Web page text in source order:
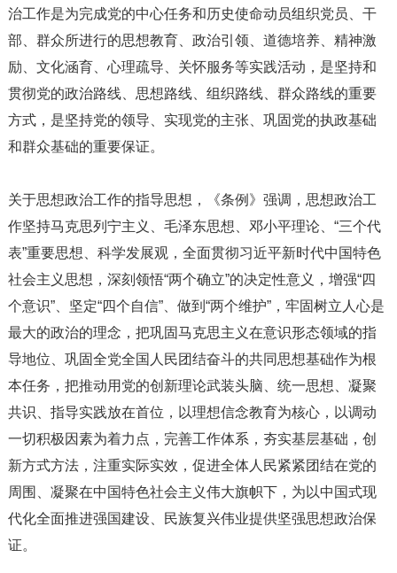
治工作是为完成党的中心任务和历史使命动员组织党员、干
部、群众所进行的思想教育、政治引领、道德培养、精神激
励、文化涵育、心理疏导、关怀服务等实践活动，是坚持和
贯彻党的政治路线、思想路线、组织路线、群众路线的重要
方式，是坚持党的领导、实现党的主张、巩固党的执政基础
和群众基础的重要保证。
关于思想政治工作的指导思想，《条例》强调，思想政治工
作坚持马克思列宁主义、毛泽东思想、邓小平理论、“三个代
表”重要思想、科学发展观，全面贯彻习近平新时代中国特色
社会主义思想，深刻领悟“两个确立”的决定性意义，增强“四
个意识”、坚定“四个自信”、做到“两个维护”，牢固树立人心是
最大的政治的理念，把巩固马克思主义在意识形态领域的指
导地位、巩固全党全国人民团结奋斗的共同思想基础作为根
本任务，把推动用党的创新理论武装头脑、统一思想、凝聚
共识、指导实践放在首位，以理想信念教育为核心，以调动
一切积极因素为着力点，完善工作体系，夯实基层基础，创
新方式方法，注重实际实效，促进全体人民紧紧团结在党的
周围、凝聚在中国特色社会主义伟大旗帜下，为以中国式现
代化全面推进强国建设、民族复兴伟业提供坚强思想政治保
证。